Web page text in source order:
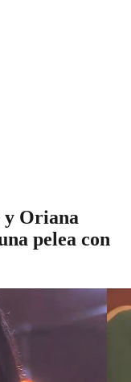
y Oriana
pelea con